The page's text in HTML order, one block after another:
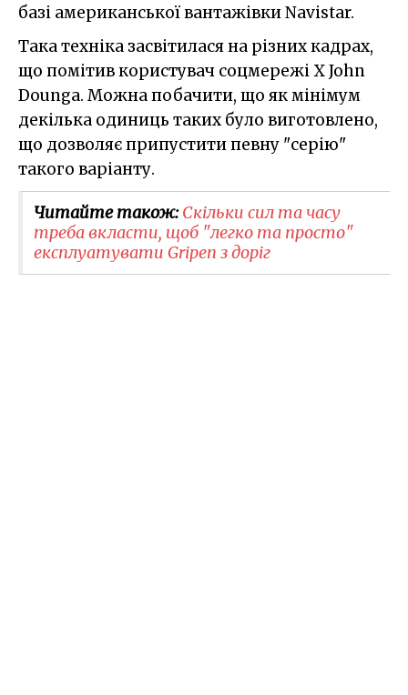
базі американської вантажівки Navistar.
Така техніка засвітилася на різних кадрах,
що помітив користувач соцмережі X John
Dounga. Можна побачити, що як мінімум
декілька одиниць таких було виготовлено,
що дозволяє припустити певну "серію"
такого варіанту.
Читайте також:Скільки сил та часу
треба вкласти, щоб "легко та просто"
експлуатувати Gripen з доріг